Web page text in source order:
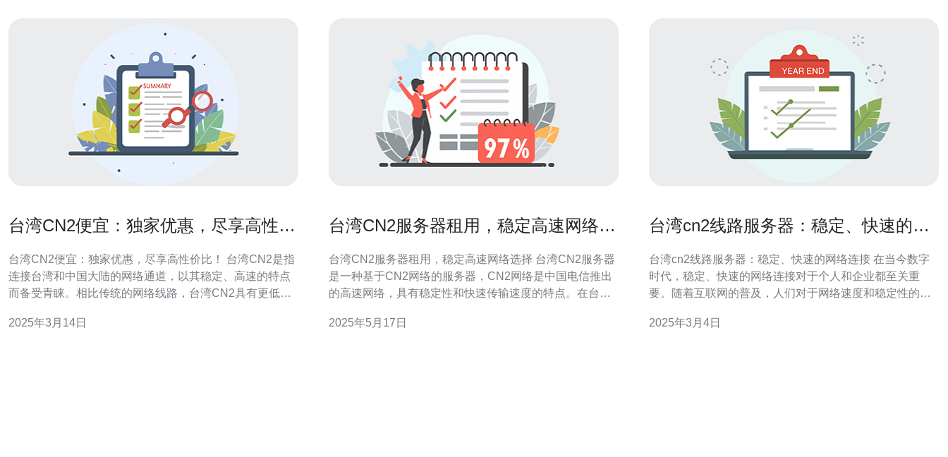
台湾CN2便宜：独家优惠，尽享高性价
台湾CN2便宜：独家优惠，尽享高性价比！ 台湾CN2是指
连接台湾和中国大陆的网络通道，以其稳定、高速的特点
而备受青睐。相比传统的网络线路，台湾CN2具有更低的
站和服务。 与传统线路相比，台湾CN2具有以下几个显著
2025年3月14日
台湾CN2服务器租用，稳定高速网络选
台湾CN2服务器租用，稳定高速网络选择 台湾CN2服务器
是一种基于CN2网络的服务器，CN2网络是中国电信推出
的高速网络，具有稳定性和快速传输速度的特点。在台湾
速网络的用户。 选择台湾CN2服务器有以下几个优点： 稳
2025年5月17日
台湾cn2线路服务器：稳定、快速的网
台湾cn2线路服务器：稳定、快速的网络连接 在当今数字
时代，稳定、快速的网络连接对于个人和企业都至关重
要。随着互联网的普及，人们对于网络速度和稳定性的需
运而生。 台湾CN2线路服务器是一种高速、低延迟的网
2025年3月4日